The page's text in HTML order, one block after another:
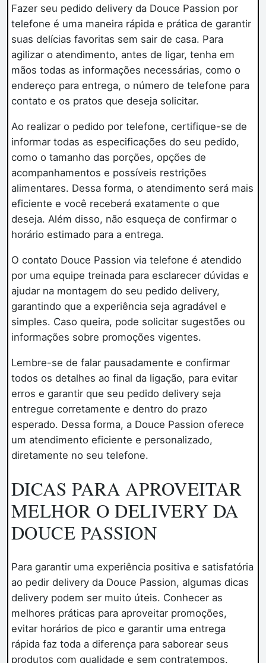
Fazer seu pedido delivery da Douce Passion por
telefone é uma maneira rápida e prática de garantir
suas delícias favoritas sem sair de casa. Para
agilizar o atendimento, antes de ligar, tenha em
mãos todas as informações necessárias, como o
endereço para entrega, o número de telefone para
contato e os pratos que deseja solicitar.
Ao realizar o pedido por telefone, certifique-se de
informar todas as especificações do seu pedido,
como o tamanho das porções, opções de
acompanhamentos e possíveis restrições
alimentares. Dessa forma, o atendimento será mais
eficiente e você receberá exatamente o que
deseja. Além disso, não esqueça de confirmar o
horário estimado para a entrega.
O contato Douce Passion via telefone é atendido
por uma equipe treinada para esclarecer dúvidas e
ajudar na montagem do seu pedido delivery,
garantindo que a experiência seja agradável e
simples. Caso queira, pode solicitar sugestões ou
informações sobre promoções vigentes.
Lembre-se de falar pausadamente e confirmar
todos os detalhes ao final da ligação, para evitar
erros e garantir que seu pedido delivery seja
entregue corretamente e dentro do prazo
esperado. Dessa forma, a Douce Passion oferece
um atendimento eficiente e personalizado,
diretamente no seu telefone.
DICAS PARA APROVEITAR
MELHOR O DELIVERY DA
DOUCE PASSION
Para garantir uma experiência positiva e satisfatória
ao pedir delivery da Douce Passion, algumas dicas
delivery podem ser muito úteis. Conhecer as
melhores práticas para aproveitar promoções,
evitar horários de pico e garantir uma entrega
rápida faz toda a diferença para saborear seus
produtos com qualidade e sem contratempos.